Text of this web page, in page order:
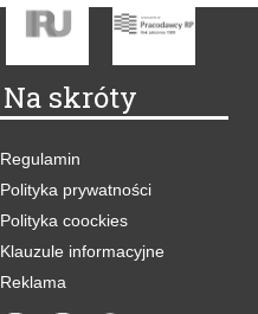
Na skróty
Regulamin
Polityka prywatności
Polityka coockies
Klauzule informacyjne
Reklama